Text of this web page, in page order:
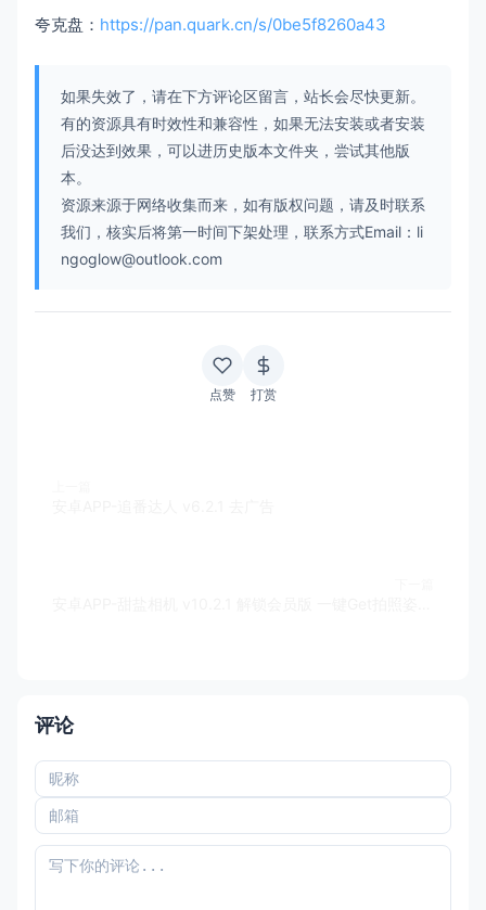
夸克盘： https://pan.quark.cn/s/0be5f8260a43
如果失效了，请在下方评论区留言，站长会尽快更新。
有的资源具有时效性和兼容性，如果无法安装或者安装
后没达到效果，可以进历史版本文件夹，尝试其他版
本。
资源来源于网络收集而来，如有版权问题，请及时联系
我们，核实后将第一时间下架处理，联系方式Email：li
ngoglow@outlook.com
点赞 打赏
评论